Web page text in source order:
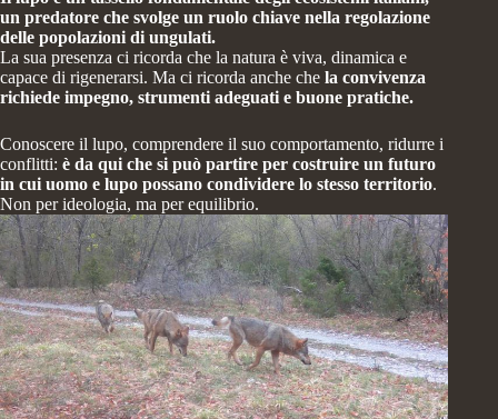
un predatore che svolge un ruolo chiave nella regolazione
delle popolazioni di ungulati.
La sua presenza ci ricorda che la natura è viva, dinamica e
capace di rigenerarsi. Ma ci ricorda anche che la convivenza
richiede impegno, strumenti adeguati e buone pratiche.
Conoscere il lupo, comprendere il suo comportamento, ridurre i
conflitti: è da qui che si può partire per costruire un futuro
in cui uomo e lupo possano condividere lo stesso territorio.
Non per ideologia, ma per equilibrio.